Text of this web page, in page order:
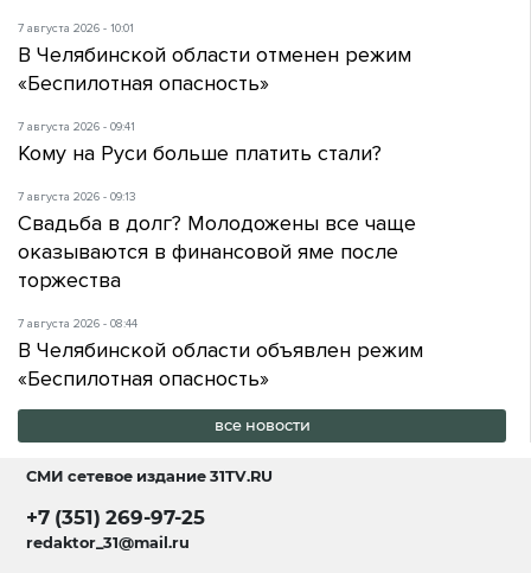
7 августа 2026 - 10:01
В Челябинской области отменен режим
«Беспилотная опасность»
7 августа 2026 - 09:41
Кому на Руси больше платить стали?
7 августа 2026 - 09:13
Свадьба в долг? Молодожены все чаще
оказываются в финансовой яме после
торжества
7 августа 2026 - 08:44
В Челябинской области объявлен режим
«Беспилотная опасность»
все новости
СМИ сетевое издание31TV.RU
+7 (351) 269-97-25
redaktor_31@mail.ru